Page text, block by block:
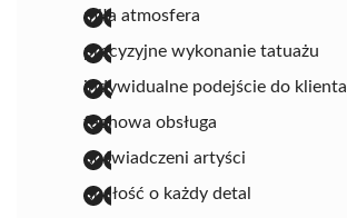
miła atmosfera
precyzyjne wykonanie tatuażu
indywidualne podejście do klienta
fachowa obsługa
doświadczeni artyści
dbałość o każdy detal